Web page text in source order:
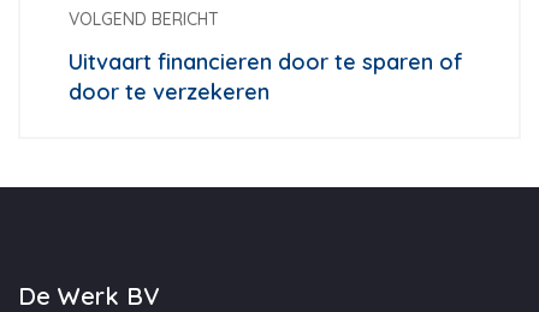
VOLGEND BERICHT
Uitvaart financieren door te sparen of
door te verzekeren
De Werk BV